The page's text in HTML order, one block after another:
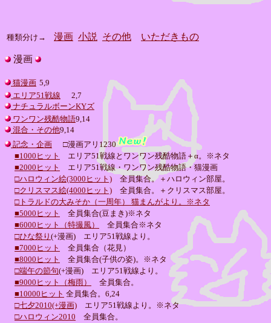
種類分け→ 漫画 小説 その他 いただきもの
漫画
猫漫画 5,9
エリア51戦線
2,7
ナチュラルボーンKYズ
ワンワン残酷物語9,14
混合・その他9,14
記念・企画
□漫画アリ1230
■1000ヒット
エリア51戦線とワンワン残酷物語＋α。※ネタ
■2000ヒット
エリア51戦線・ワンワン残酷物語・猫漫画
□ハロウィン絵(3000ヒット) 全員集合。＋ハロウィン部屋。
□クリスマス絵(4000ヒット) 全員集合。＋クリスマス部屋。
□トラルドの大みそか（一周年）
猫まんがより。※ネタ
■5000ヒット
全員集合(豆まき)※ネタ
■6000ヒット（特撮風）
全員集合※ネタ
□ひな祭り (+漫画) エリア51戦線より。
■7000ヒット
全員集合（花見）
■8000ヒット
全員集合(子供の姿)。※ネタ
□端午の節句(+漫画) エリア51戦線より。
■9000ヒット（梅雨）
全員集合。
■10000ヒット 全員集合。6,24
□七夕2010(+漫画) エリア51戦線より。※ネタ
□ハロウィン2010 全員集合。